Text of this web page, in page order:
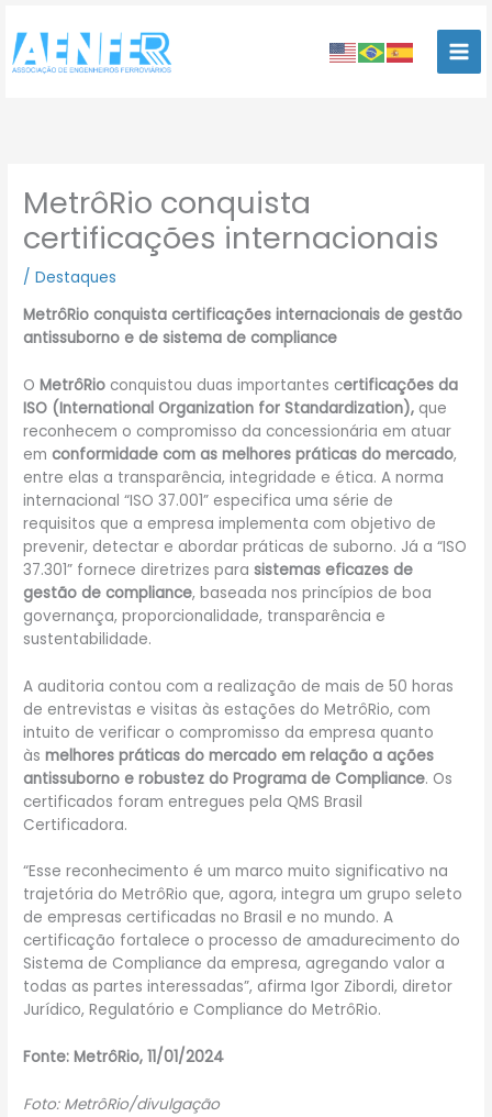
para
conteúdo
MetrôRio conquista
certificações internacionais
/Destaques
MetrôRio conquista certificações internacionais de gestão
antissuborno e de sistema de compliance
O MetrôRio conquistou duas importantes certificações da
ISO (International Organization for Standardization), que
reconhecem o compromisso da concessionária em atuar
emconformidade com as melhores práticas do mercado,
entre elas a transparência, integridade e ética. A norma
internacional “ISO 37.001” especifica uma série de
requisitos que a empresa implementa com objetivo de
prevenir, detectar e abordar práticas de suborno. Já a “ISO
37.301” fornece diretrizes parasistemas eficazes de
gestão de compliance, baseada nos princípios de boa
governança, proporcionalidade, transparência e
sustentabilidade.
A auditoria contou com a realização de mais de 50 horas
de entrevistas e visitas às estações do MetrôRio, com
intuito de verificar o compromisso da empresa quanto
àsmelhores práticas do mercado em relação a ações
antissuborno e robustez do Programa de Compliance. Os
certificados foram entregues pela QMS Brasil
Certificadora.
“Esse reconhecimento é um marco muito significativo na
trajetória do MetrôRio que, agora, integra um grupo seleto
de empresas certificadas no Brasil e no mundo. A
certificação fortalece o processo de amadurecimento do
Sistema de Compliance da empresa, agregando valor a
todas as partes interessadas”, afirma Igor Zibordi, diretor
Jurídico, Regulatório e Compliance do MetrôRio.
Fonte: MetrôRio, 11/01/2024
Foto: MetrôRio/divulgação